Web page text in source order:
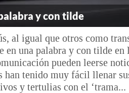
y con tilde
al igual que otros como
en una palabra y con tilde en
pueden leerse
han tenido muy fácil llenar
y tertulias con el ‘trama...